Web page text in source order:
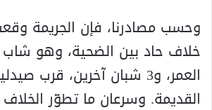
وحسب مصادرنا، فإن الجريمة
خلاف حاد بين الضحية، وهو
العمر، و3 شبان آخرين، قرب
القديمة. وسرعان ما تطوّر